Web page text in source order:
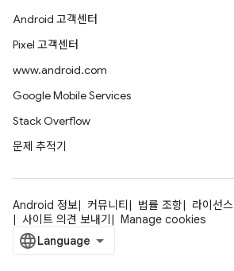
Android 고객센터
Pixel 고객센터
www.android.com
Google Mobile Services
Stack Overflow
문제 추적기
Android 정보 커뮤니티 법률 조항 라이선스
사이트 의견 보내기
Manage cookies